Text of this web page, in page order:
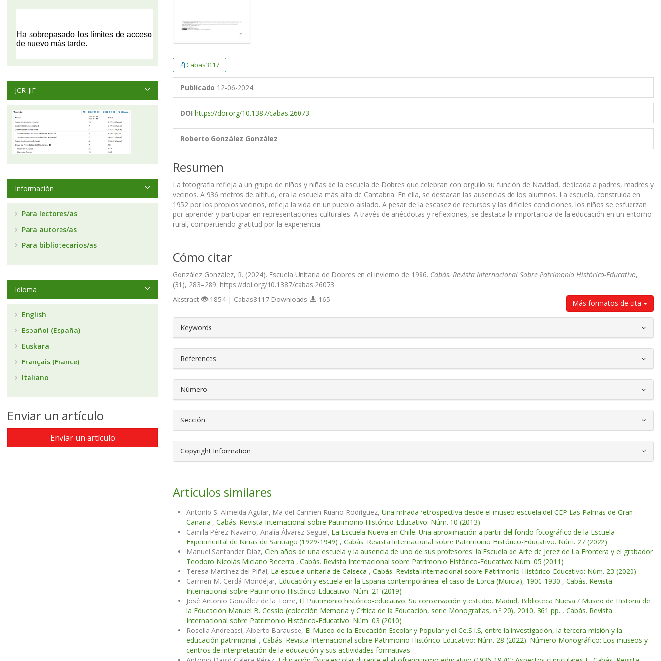
Cabas3117
Publicado 12-06-2024
DOI https://doi.org/10.1387/cabas.26073
Roberto González González
Resumen
La fotografía refleja a un grupo de niños y niñas de la escuela de Dobres que celebran con orgullo su función de Navidad, dedicada a padres, madres y
vecinos. A 936 metros de altitud, era la escuela más alta de Cantabria. En ella, se destacan las ausencias de los alumnos. La escuela, construida en
1952 por los propios vecinos, refleja la vida en un pueblo aislado. A pesar de la escasez de recursos y las difíciles condiciones, los niños se esfuerzan
por aprender y participar en representaciones culturales. A través de anécdotas y reflexiones, se destaca la importancia de la educación en un entorno
rural, compartiendo gratitud por la experiencia.
Cómo citar
González González, R. (2024). Escuela Unitaria de Dobres en el invierno de 1986. Cabás. Revista Internacional Sobre Patrimonio Histórico-Educativo,
(31), 283–289. https://doi.org/10.1387/cabas.26073
Más formatos de cita
Abstract 1854 | Cabas3117 Downloads 165
##plugins.themes.bootstrap3.article.details##
Keywords
References
Número
Sección
Copyright Information
Artículos similares
Antonio S. Almeida Aguiar, Ma del Carmen Ruano Rodríguez, Una mirada retrospectiva desde el museo escuela del CEP Las Palmas de Gran
Canaria , Cabás. Revista Internacional sobre Patrimonio Histórico-Educativo: Núm. 10 (2013)
Camila Pérez Navarro, Analía Álvarez Seguel, La Escuela Nueva en Chile. Una aproximación a partir del fondo fotográfico de la Escuela
Experimental de Niñas de Santiago (1929-1949) , Cabás. Revista Internacional sobre Patrimonio Histórico-Educativo: Núm. 27 (2022)
Manuel Santander Díaz, Cien años de una escuela y la ausencia de uno de sus profesores: la Escuela de Arte de Jerez de La Frontera y el grabador
Teodoro Nicolás Miciano Becerra , Cabás. Revista Internacional sobre Patrimonio Histórico-Educativo: Núm. 05 (2011)
Teresa Martínez del Piñal, La escuela unitaria de Calseca , Cabás. Revista Internacional sobre Patrimonio Histórico-Educativo: Núm. 23 (2020)
Carmen M. Cerdá Mondéjar, Educación y escuela en la España contemporánea: el caso de Lorca (Murcia), 1900-1930 , Cabás. Revista
Internacional sobre Patrimonio Histórico-Educativo: Núm. 21 (2019)
José Antonio González de la Torre, El Patrimonio histórico-educativo. Su conservación y estudio. Madrid, Biblioteca Nueva / Museo de Historia de
la Educación Manuel B. Cossío (colección Memoria y Crítica de la Educación, serie Monografías, n.º 20), 2010, 361 pp. , Cabás. Revista
Internacional sobre Patrimonio Histórico-Educativo: Núm. 03 (2010)
Rosella Andreassi, Alberto Barausse, El Museo de la Educación Escolar y Popular y el Ce.S.I.S, entre la investigación, la tercera misión y la
educación patrimonial , Cabás. Revista Internacional sobre Patrimonio Histórico-Educativo: Núm. 28 (2022): Número Monográfico: Los museos y
centros de interpretación de la educación y sus actividades formativas
JCR-JIF
Información
Para lectores/as
Para autores/as
Para bibliotecarios/as
Idioma
English
Español (España)
Euskara
Français (France)
Italiano
Enviar un artículo
Enviar un artículo